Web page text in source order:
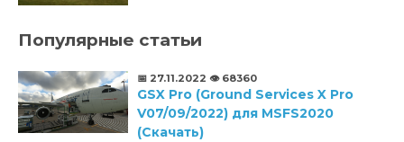
Популярные статьи
📅 27.11.2022 👁️ 68360
GSX Pro (Ground Services X Pro
V07/09/2022) для MSFS2020
(Скачать)